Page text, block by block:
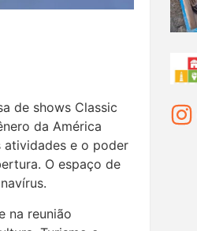
de shows Classic
da América
atividades e o poder
O espaço de
na reunião